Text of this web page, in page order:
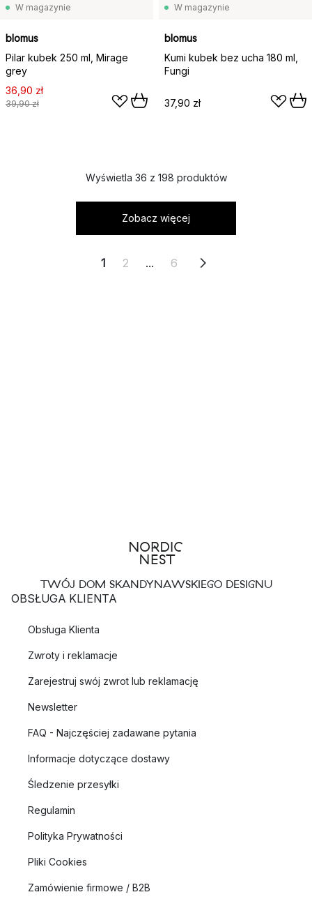
W magazynie
blomus
Pilar kubek 250 ml, Mirage
grey
36,90 zł
39,90 zł
W magazynie
blomus
Kumi kubek bez ucha 180 ml,
Fungi
37,90 zł
Wyświetla 36 z 198 produktów
Zobacz więcej
1 2 ... 6
TWÓJ DOM SKANDYNAWSKIEGO DESIGNU
OBSŁUGA KLIENTA
Obsługa Klienta
Zwroty i reklamacje
Zarejestruj swój zwrot lub reklamację
Newsletter
FAQ - Najczęściej zadawane pytania
Informacje dotyczące dostawy
Śledzenie przesyłki
Regulamin
Polityka Prywatności
Pliki Cookies
Zamówienie firmowe / B2B